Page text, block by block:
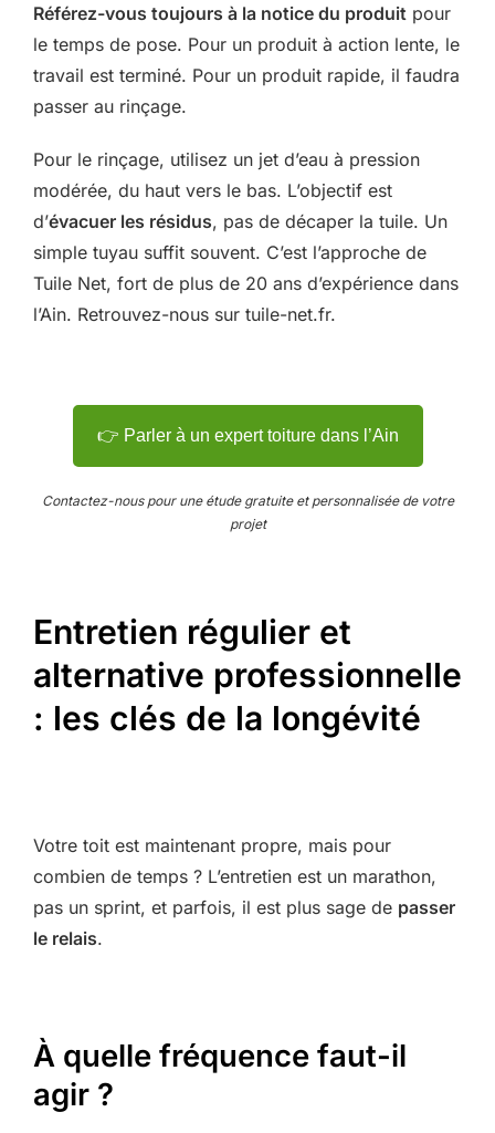
Référez-vous toujours à la notice du produit pour
le temps de pose. Pour un produit à action lente, le
travail est terminé. Pour un produit rapide, il faudra
passer au rinçage.
Pour le rinçage, utilisez un jet d’eau à pression
modérée, du haut vers le bas. L’objectif est
d’évacuer les résidus, pas de décaper la tuile. Un
simple tuyau suffit souvent. C’est l’approche de
Tuile Net, fort de plus de 20 ans d’expérience dans
l’Ain. Retrouvez-nous sur tuile-net.fr.
👉 Parler à un expert toiture dans l’Ain
Contactez-nous pour une étude gratuite et personnalisée de votre
projet
Entretien régulier et
alternative professionnelle
: les clés de la longévité
Votre toit est maintenant propre, mais pour
combien de temps ? L’entretien est un marathon,
pas un sprint, et parfois, il est plus sage de passer
le relais.
À quelle fréquence faut-il
agir ?